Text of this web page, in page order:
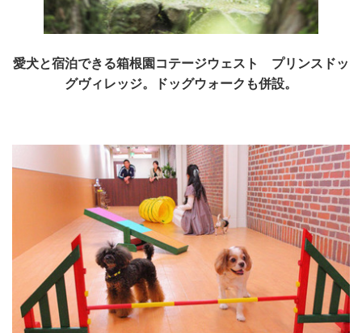
愛犬と宿泊できる箱根園コテージウェスト プリンスドッ
グヴィレッジ。ドッグウォークも併設。